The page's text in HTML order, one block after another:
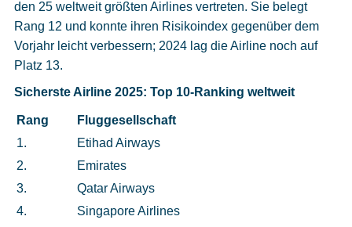
den 25 weltweit größten Airlines vertreten. Sie belegt
Rang 12 und konnte ihren Risikoindex gegenüber dem
Vorjahr leicht verbessern; 2024 lag die Airline noch auf
Platz 13.
Sicherste Airline 2025: Top 10-Ranking weltweit
Rang Fluggesellschaft
1.
Etihad Airways
2.
Emirates
3.
Qatar Airways
4.
Singapore Airlines